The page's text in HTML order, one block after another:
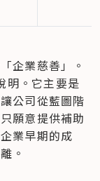
企業慈善」。
明。它主要是
公司從藍圖階
願意提供補助
業早期的成
。